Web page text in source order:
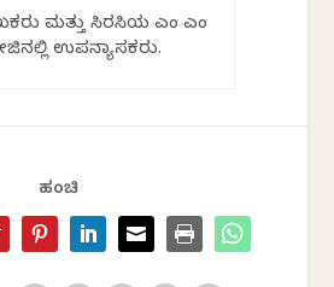
ಮತ್ತು ಸಿರಸಿಯ ಎಂ ಎಂ
ಉಪನ್ಯಾಸಕರು.
ಹಂಚಿ